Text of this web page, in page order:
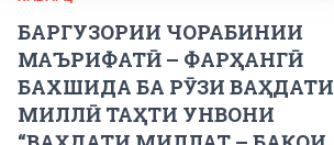
БАРГУЗОРИИ ЧОРАБИНИИ
МАЪРИФАТӢ – ФАРҲАНГӢ
БАХШИДА БА РӮЗИ ВАҲДАТИ
МИЛЛӢ ТАҲТИ УНВОНИ